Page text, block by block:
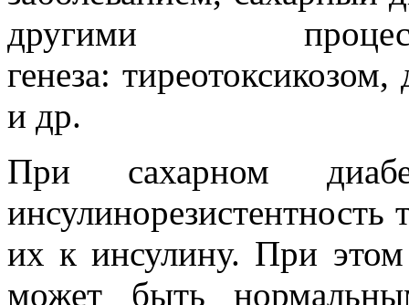
другими
генеза:
и др.
При сахарном
инсулинорезистентность
их к инсулину. При
может быть